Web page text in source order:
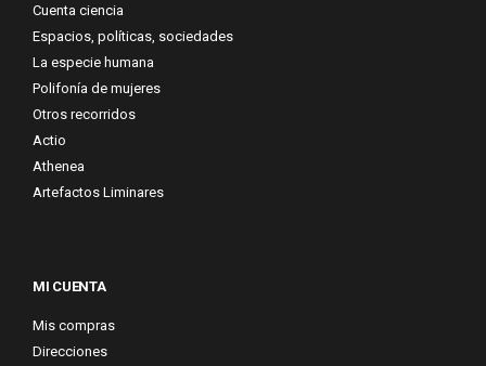
Cuenta ciencia
Espacios, políticas, sociedades
La especie humana
Polifonía de mujeres
Otros recorridos
Actio
Athenea
Artefactos Liminares
MI CUENTA
Mis compras
Direcciones